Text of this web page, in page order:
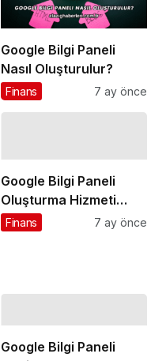
Google Bilgi Paneli
Nasıl Oluşturulur?
Finans 7 ay önce
Google Bilgi Paneli
Oluşturma Hizmeti
Nedir?
Finans 7 ay önce
Google Bilgi Paneli